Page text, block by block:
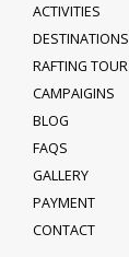
ACTIVITIES
DESTINATIONS
RAFTING TOUR
CAMPAIGINS
BLOG
FAQS
GALLERY
PAYMENT
CONTACT